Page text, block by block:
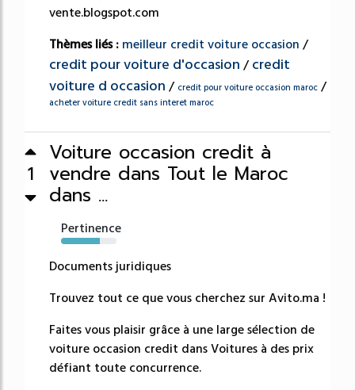
vente.blogspot.com
Thèmes liés : meilleur credit voiture occasion /
credit pour voiture d'occasion /credit
voiture d occasion / credit pour voiture occasion maroc /
acheter voiture credit sans interet maroc
1
Voiture occasion credit à
vendre dans Tout le Maroc
dans ...
Pertinence
70%
Documents juridiques
Trouvez tout ce que vous cherchez sur Avito.ma !
Faites vous plaisir grâce à une large sélection de
voiture occasion credit dans Voitures à des prix
défiant toute concurrence.